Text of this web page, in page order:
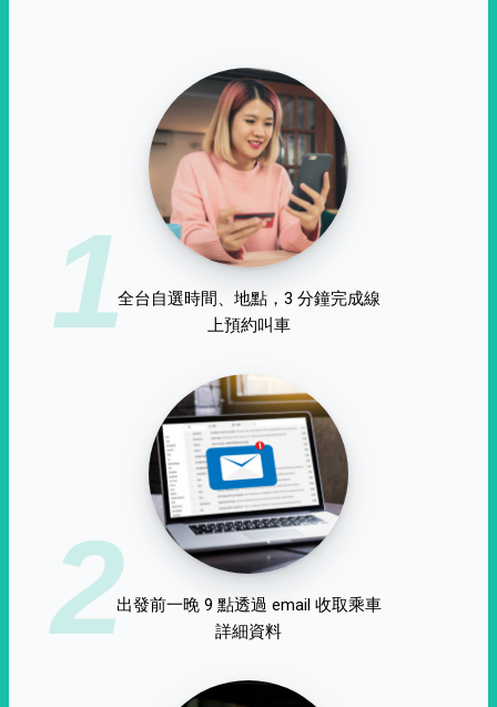
1全台自選時間、地點，3 分鐘完成線
上預約叫車
2出發前一晚 9 點透過 email 收取乘車
詳細資料